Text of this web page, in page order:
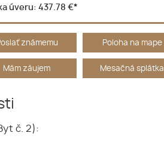
úveru: 437.78 €*
známemu Poloha na mape
Mám záujem Mesačná splátka
č. 2):